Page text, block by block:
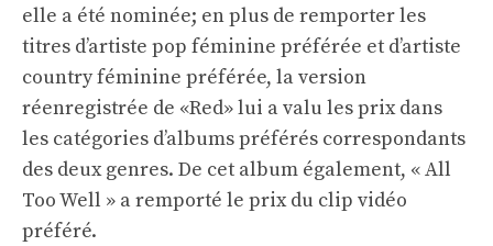
elle a été nominée; en plus de remporter les
titres d’artiste pop féminine préférée et d’artiste
country féminine préférée, la version
réenregistrée de «Red» lui a valu les prix dans
les catégories d’albums préférés correspondants
des deux genres. De cet album également, « All
Too Well » a remporté le prix du clip vidéo
préféré.